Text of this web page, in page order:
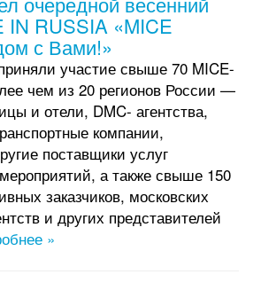
IN RUSSIA «MICE
с Вами!»
участие свыше 70 MICE-
чем из 20 регионов России —
и отели, DMC- агентства,
компании,
поставщики услуг
а также свыше 150
заказчиков, московских
и других представителей
»